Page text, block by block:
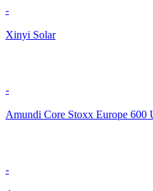
-
Xinyi Solar
-
Amundi Core Stoxx Europe
-